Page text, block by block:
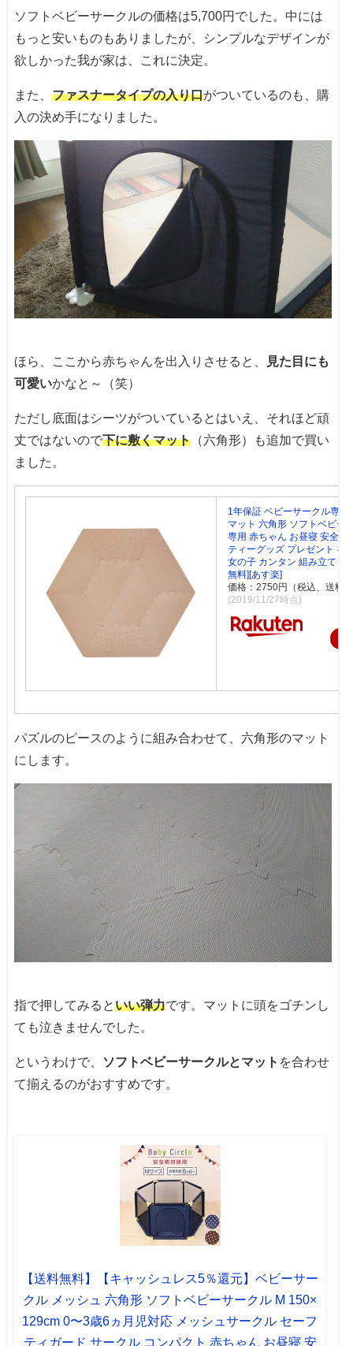
ソフトベビーサークルの価格は5,700円でした。中には
もっと安いものもありましたが、シンプルなデザインが
欲しかった我が家は、これに決定。
また、 ファスナータイプの入り口がついているのも、購
入の決め手になりました。
ほら、ここから赤ちゃんを出入りさせると、
見た目にも
可愛いかなと～（笑）
ただし底面はシーツがついているとはいえ、それほど頑
丈ではないので下に敷くマット （六角形）も追加で買い
ました。
1年保証 ベビーサークル専用
マット 六角形 ソフトベビー
専用 赤ちゃん お昼寝 安全
ティーグッズ プレゼント ギ
女の子 カンタン 組み立て 洗
無料][あす楽]
価格：2750円（税込、送料
(2019/11/27時点)
パズルのピースのように組み合わせて、六角形のマット
にします。
指で押してみるといい弾力です。マットに頭をゴチンし
ても泣きませんでした。
というわけで、 ソフトベビーサークルとマット を合わせ
て揃えるのがおすすめです。
【送料無料】【キャッシュレス5％還元】ベビーサー
クル メッシュ 六角形 ソフトベビーサークル M 150×
129cm 0〜3歳6ヵ月児対応 メッシュサークル セーフ
ティガード サークル コンパクト 赤ちゃん お昼寝 安